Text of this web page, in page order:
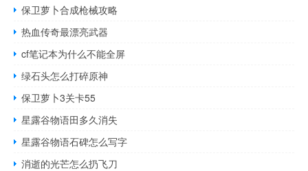
保卫萝卜合成枪械攻略
热血传奇最漂亮武器
cf笔记本为什么不能全屏
绿石头怎么打碎原神
保卫萝卜3关卡55
星露谷物语田多久消失
星露谷物语石碑怎么写字
消逝的光芒怎么扔飞刀